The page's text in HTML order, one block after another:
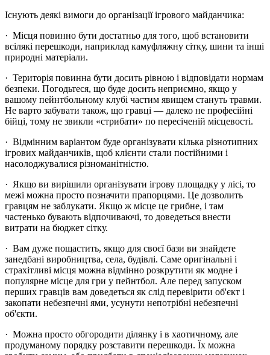
Існують деякі вимоги до організації ігрового майданчика:
· Місця повинно бути достатньо для того, щоб встановити
всілякі перешкоди, наприклад камуфляжну сітку, шини та інші
природні матеріали.
· Територія повинна бути досить рівною і відповідати нормам
безпеки. Погодьтеся, що буде досить неприємно, якщо у
вашому пейнтбольному клубі частим явищем стануть травми.
Не варто забувати також, що гравці — далеко не професійні
бійці, тому не звикли «стрибати» по пересіченій місцевості.
· Відмінним варіантом буде організувати кілька різнотипних
ігрових майданчиків, щоб клієнти стали постійними і
насолоджувалися різноманітністю.
· Якщо ви вирішили організувати ігрову площадку у лісі, то
межі можна просто позначити прапорцями. Це дозволить
гравцям не заблукати. Якщо ж місце це грибне, і там
частенько бувають відпочиваючі, то доведеться внести
витрати на бюджет сітку.
· Вам дуже пощастить, якщо для своєї бази ви знайдете
занедбані виробництва, села, будівлі. Саме оригінальні і
страхітливі місця можна відмінно розкрутити як модне і
популярне місце для гри у пейнтбол. Але перед запуском
перших гравців вам доведеться як слід перевірити об'єкт і
закопати небезпечні ями, усунути непотрібні небезпечні
об'єкти.
· Можна просто обгородити ділянку і в хаотичному, але
продуманому порядку розставити перешкоди. Їх можна